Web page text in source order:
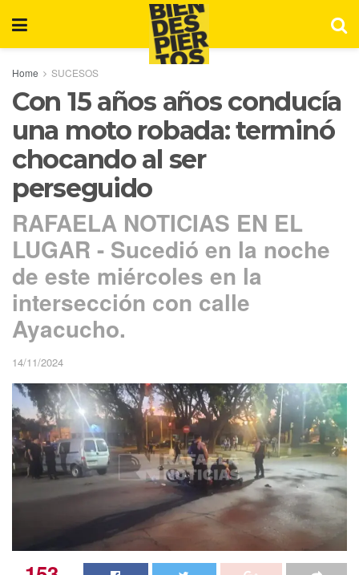
Home SUCESOS
Con 15 años años conducía
una moto robada: terminó
chocando al ser
perseguido
RAFAELA NOTICIAS EN EL
LUGAR - Sucedió en la noche
de este miércoles en la
intersección con calle
Ayacucho.
14/11/2024